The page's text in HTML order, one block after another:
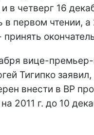
в четверг 16
в первом чтении, а
вице-
Тигипко заявил,
внести в ВР
2011 г. до 10